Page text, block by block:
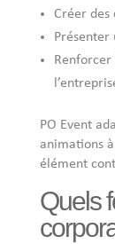
Créer des
Présenter
Renforcer
PO Event
animations
élément
Quels